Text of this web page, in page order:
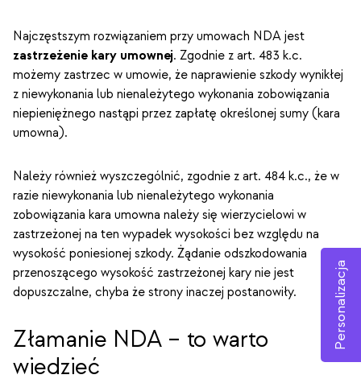
Najczęstszym rozwiązaniem przy umowach NDA jest
zastrzeżenie kary umownej. Zgodnie z art. 483 k.c.
możemy zastrzec w umowie, że naprawienie szkody wynikłej
z niewykonania lub nienależytego wykonania zobowiązania
niepieniężnego nastąpi przez zapłatę określonej sumy (kara
umowna).
Należy również wyszczególnić, zgodnie z art. 484 k.c., że w
razie niewykonania lub nienależytego wykonania
zobowiązania kara umowna należy się wierzycielowi w
zastrzeżonej na ten wypadek wysokości bez względu na
wysokość poniesionej szkody. Żądanie odszkodowania
przenoszącego wysokość zastrzeżonej kary nie jest
dopuszczalne, chyba że strony inaczej postanowiły.
Złamanie NDA – to warto
wiedzieć
Personalizacja